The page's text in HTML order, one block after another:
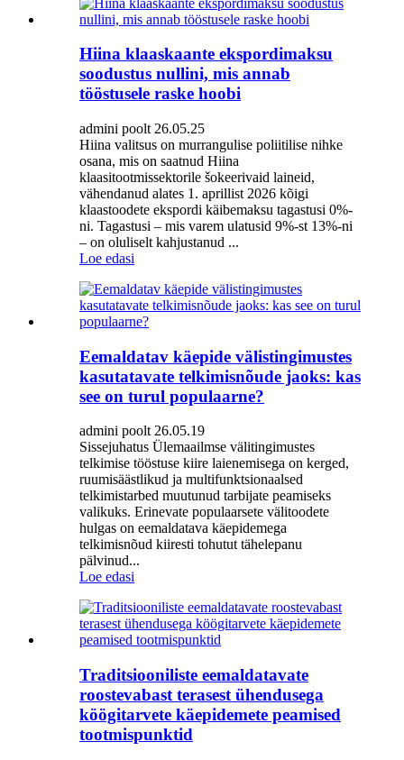
Hiina klaaskaante ekspordimaksu
soodustus nullini, mis annab
tööstusele raske hoobi
admini poolt 26.05.25
Hiina valitsus on murrangulise poliitilise nihke
osana, mis on saatnud Hiina
klaasitootmissektorile šokeerivaid laineid,
vähendanud alates 1. aprillist 2026 kõigi
klaastoodete ekspordi käibemaksu tagastusi 0%-
ni. Tagastusi – mis varem ulatusid 9%-st 13%-ni
– on oluliselt kahjustanud ...
Loe edasi
Eemaldatav käepide välistingimustes
kasutatavate telkimisnõude jaoks: kas
see on turul populaarne?
admini poolt 26.05.19
Sissejuhatus Ülemaailmse välitingimustes
telkimise tööstuse kiire laienemisega on kerged,
ruumisäästlikud ja multifunktsionaalsed
telkimistarbed muutunud tarbijate peamiseks
valikuks. Erinevate populaarsete välitoodete
hulgas on eemaldatava käepidemega
telkimisnõud kiiresti tohutut tähelepanu
pälvinud...
Loe edasi
Traditsiooniliste eemaldatavate
roostevabast terasest ühendusega
köögitarvete käepidemete peamised
tootmispunktid